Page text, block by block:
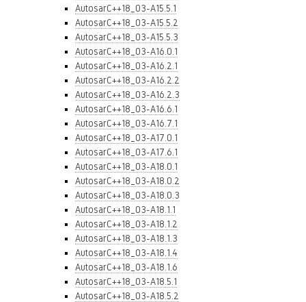
AutosarC++18_03-A15.5.1
AutosarC++18_03-A15.5.2
AutosarC++18_03-A15.5.3
AutosarC++18_03-A16.0.1
AutosarC++18_03-A16.2.1
AutosarC++18_03-A16.2.2
AutosarC++18_03-A16.2.3
AutosarC++18_03-A16.6.1
AutosarC++18_03-A16.7.1
AutosarC++18_03-A17.0.1
AutosarC++18_03-A17.6.1
AutosarC++18_03-A18.0.1
AutosarC++18_03-A18.0.2
AutosarC++18_03-A18.0.3
AutosarC++18_03-A18.1.1
AutosarC++18_03-A18.1.2
AutosarC++18_03-A18.1.3
AutosarC++18_03-A18.1.4
AutosarC++18_03-A18.1.6
AutosarC++18_03-A18.5.1
AutosarC++18_03-A18.5.2